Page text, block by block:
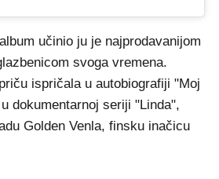
učinio ju je najprodavanijom
svoga vremena.
ispričala u autobiografiji "Moj
dokumentarnoj seriji "Linda",
Golden Venla, finsku inačicu